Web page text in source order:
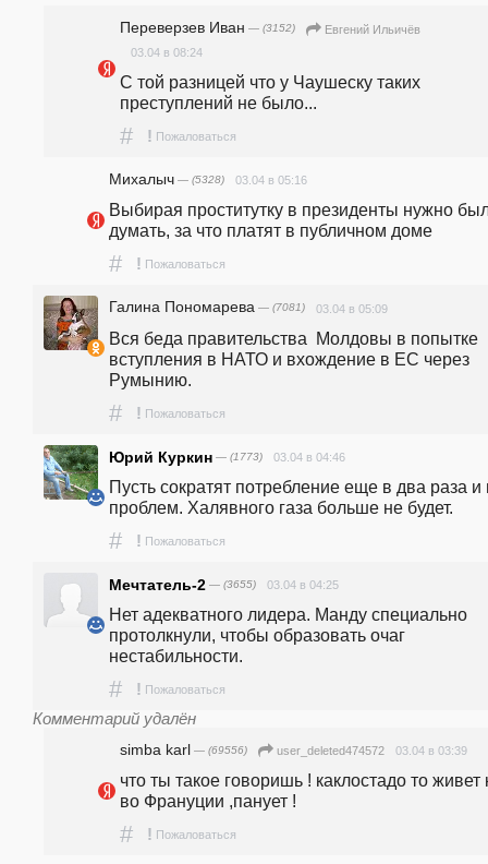
Переверзев Иван — (3152)
Евгений Ильичёв
03.04 в 08:24
С той разницей что у Чаушеску таких
преступлений не было...
# ! Пожаловаться
Михалыч — (5328) 03.04 в 05:16
Выбирая проститутку в президенты нужно
думать, за что платят в публичном доме
# ! Пожаловаться
Галина Пономарева — (7081) 03.04 в 05:09
Вся беда правительства  Молдовы в попытке
вступления в НАТО и вхождение в ЕС через
Румынию.
# ! Пожаловаться
Юрий Куркин — (1773) 03.04 в 04:46
Пусть сократят потребление еще в два раза и
проблем. Халявного газа больше не будет.
# ! Пожаловаться
Мечтатель-2 — (3655) 03.04 в 04:25
Нет адекватного лидера. Манду специально
протолкнули, чтобы образовать очаг
нестабильности.
# ! Пожаловаться
Комментарий удалён
simba karl — (69556) user_deleted474572 03.04 в 03:39
что ты такое говоришь ! каклостадо то живет
во Франуции ,панует !
# ! Пожаловаться